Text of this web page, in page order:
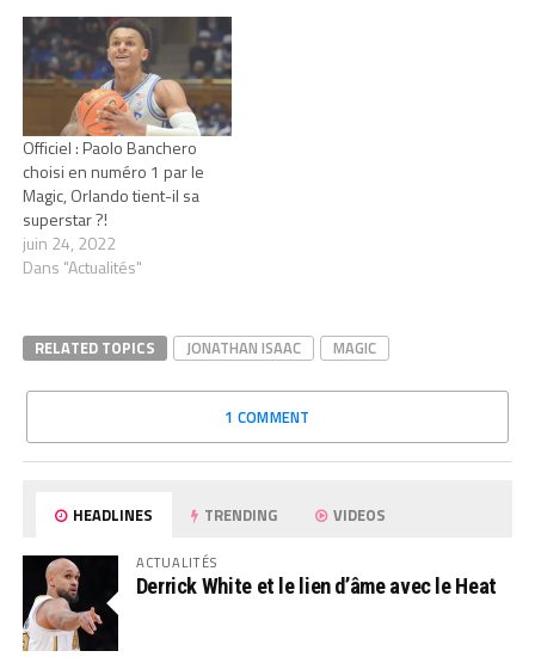
Officiel : Paolo Banchero
choisi en numéro 1 par le
Magic, Orlando tient-il sa
superstar ?!
juin 24, 2022
Dans "Actualités"
RELATED TOPICS JONATHAN ISAAC MAGIC
1 COMMENT
HEADLINES TRENDING VIDEOS
ACTUALITÉS
Derrick White et le lien d’âme avec le Heat